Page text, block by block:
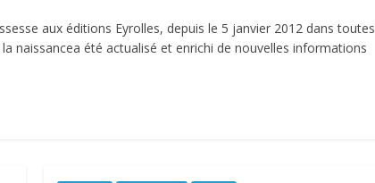
aux éditions Eyrolles, depuis le 5 janvier 2012 dans toutes
naissancea été actualisé et enrichi de nouvelles informations